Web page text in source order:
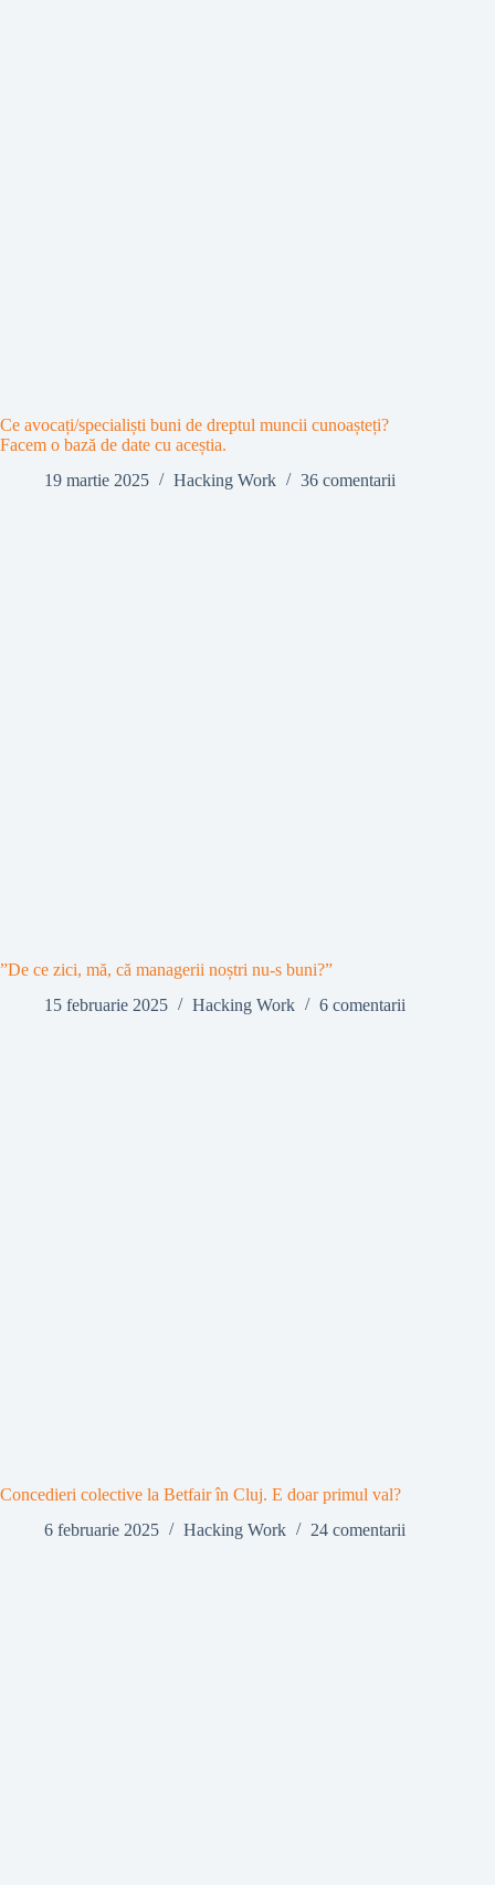
Ce avocați/specialiști buni de dreptul muncii cunoașteți?
Facem o bază de date cu aceștia.
19 martie 2025
Hacking Work 36 comentarii
”De ce zici, mă, că managerii noștri nu-s buni?”
15 februarie 2025
Hacking Work 6 comentarii
Concedieri colective la Betfair în Cluj. E doar primul val?
6 februarie 2025
Hacking Work 24 comentarii